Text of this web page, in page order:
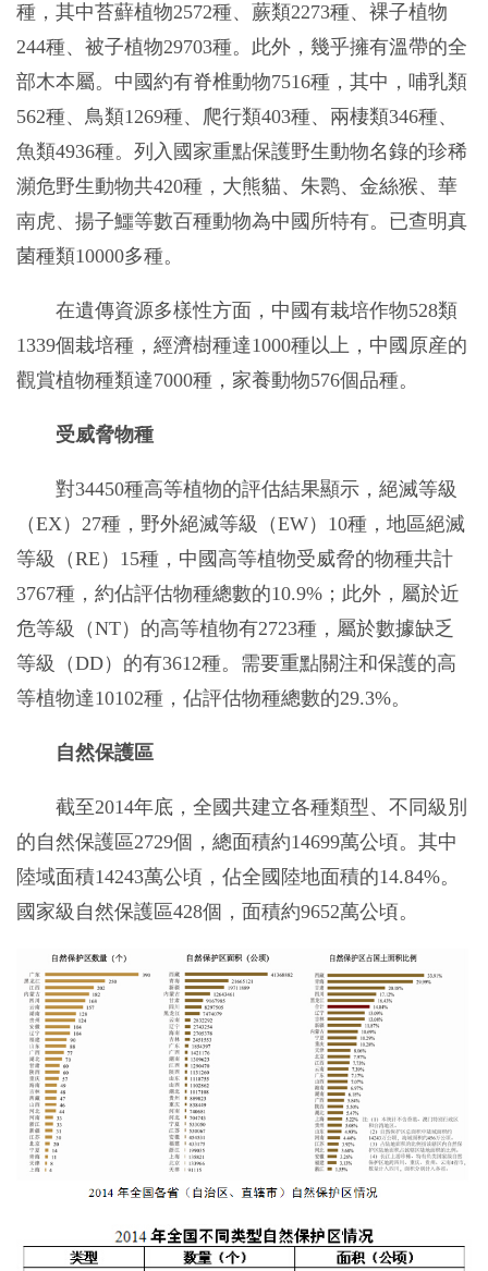
種，其中苔蘚植物2572種、蕨類2273種、裸子植物
244種、被子植物29703種。此外，幾乎擁有溫帶的全
部木本屬。中國約有脊椎動物7516種，其中，哺乳類
562種、鳥類1269種、爬行類403種、兩棲類346種、
魚類4936種。列入國家重點保護野生動物名錄的珍稀
瀕危野生動物共420種，大熊貓、朱鹮、金絲猴、華
南虎、揚子鱷等數百種動物為中國所特有。已查明真
菌種類10000多種。
在遺傳資源多樣性方面，中國有栽培作物528類
1339個栽培種，經濟樹種達1000種以上，中國原産的
觀賞植物種類達7000種，家養動物576個品種。
受威脅物種
對34450種高等植物的評估結果顯示，絕滅等級
（EX）27種，野外絕滅等級（EW）10種，地區絕滅
等級（RE）15種，中國高等植物受威脅的物種共計
3767種，約佔評估物種總數的10.9%；此外，屬於近
危等級（NT）的高等植物有2723種，屬於數據缺乏
等級（DD）的有3612種。需要重點關注和保護的高
等植物達10102種，佔評估物種總數的29.3%。
自然保護區
截至2014年底，全國共建立各種類型、不同級別
的自然保護區2729個，總面積約14699萬公頃。其中
陸域面積14243萬公頃，佔全國陸地面積的14.84%。
國家級自然保護區428個，面積約9652萬公頃。